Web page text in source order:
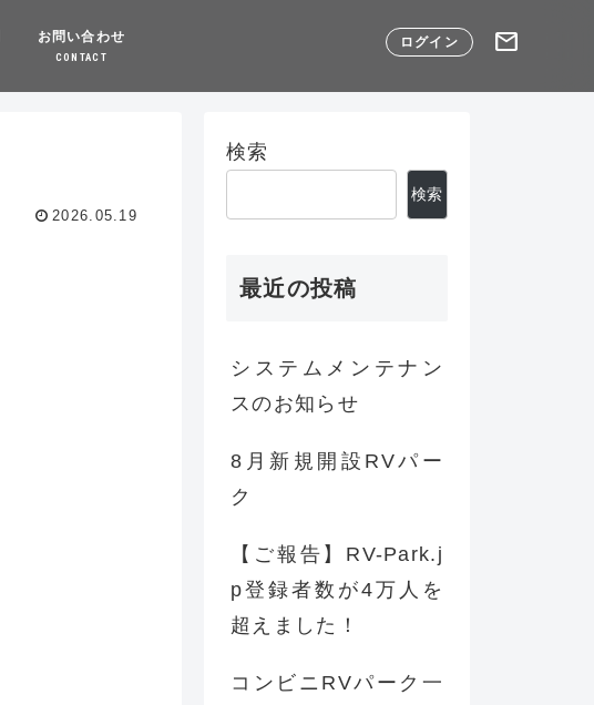
お問い合わせ
CONTACT
ログイン mail
2026.05.19
検索
検索
最近の投稿
システムメンテナン
スのお知らせ
8月新規開設RVパー
ク
【ご報告】RV-Park.j
p登録者数が4万人を
超えました！
コンビニRVパーク一